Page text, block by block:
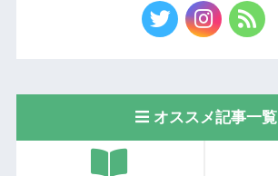
オススメ記事一覧